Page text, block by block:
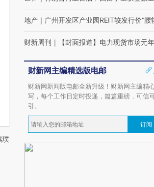
璞
地产 ｜ 广州开发区产业园REIT较发行价“腰
财新周刊 ｜ 【封面报道】电力现货市场元
财新网主编精选版电邮
财新网新闻版电邮全新升级！财新网主编精
写，每个工作日定时投递，篇篇重磅，可信
引。
订阅